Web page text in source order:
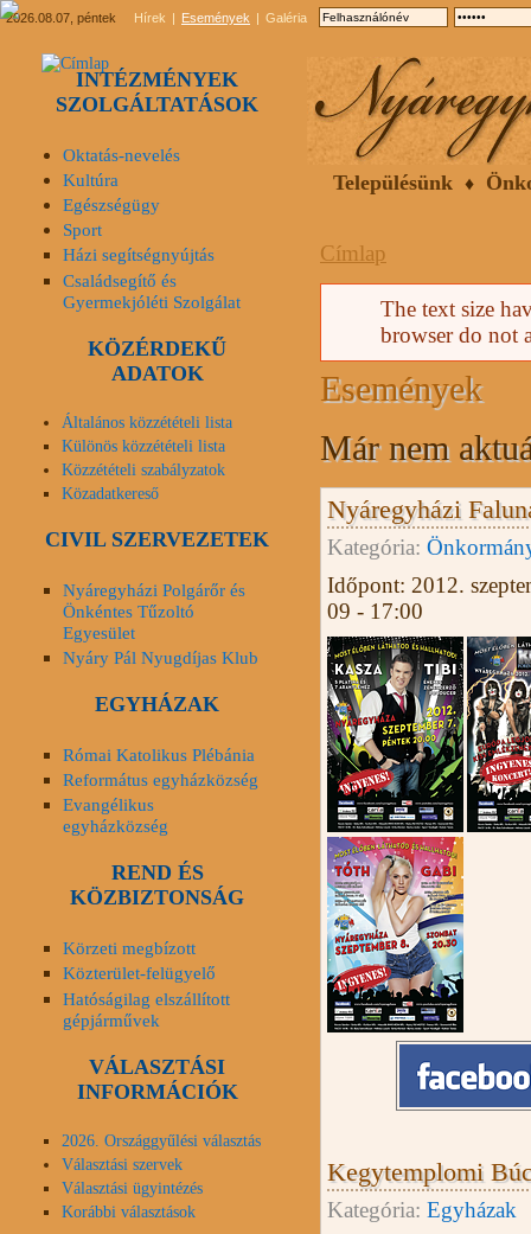
2026.08.07, péntek Hírek Események Galéria
Településünk
Címlap
Hibaüzenet
The text size
browser do not
Események
Már nem
Nyáregyházi
Kategória:
Időpont: 2012.
09 - 17:00
Kegytemplomi
Kategória: Egyházak
INTÉZMÉNYEK
SZOLGÁLTATÁSOK
Oktatás-nevelés
Kultúra
Egészségügy
Sport
Házi segítségnyújtás
Családsegítő és
Gyermekjóléti Szolgálat
KÖZÉRDEKŰ
ADATOK
Általános közzétételi lista
Különös közzétételi lista
Közzétételi szabályzatok
Közadatkereső
CIVIL SZERVEZETEK
Nyáregyházi Polgárőr és
Önkéntes Tűzoltó
Egyesület
Nyáry Pál Nyugdíjas Klub
EGYHÁZAK
Római Katolikus Plébánia
Református egyházközség
Evangélikus
egyházközség
REND ÉS
KÖZBIZTONSÁG
Körzeti megbízott
Közterület-felügyelő
Hatóságilag elszállított
gépjárművek
VÁLASZTÁSI
INFORMÁCIÓK
2026. Országgyűlési választás
Választási szervek
Választási ügyintézés
Korábbi választások